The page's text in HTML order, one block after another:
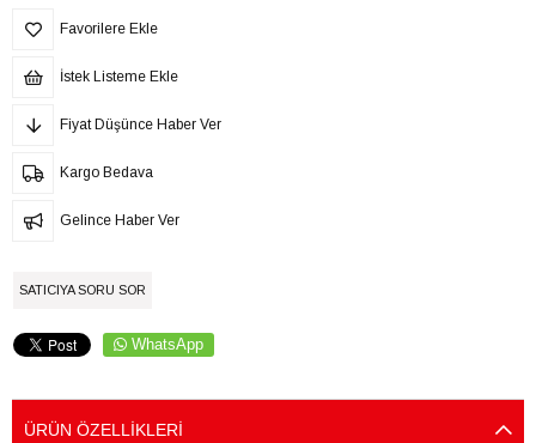
Favorilere Ekle
İstek Listeme Ekle
Fiyat Düşünce Haber Ver
Kargo Bedava
Gelince Haber Ver
SATICIYA SORU SOR
WhatsApp
ÜRÜN ÖZELLIKLERI